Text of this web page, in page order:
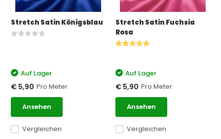
Stretch Satin Königsblau
Vergleichen
Auf Lager
€ 5,90 Pro Meter
Ansehen
Stretch Satin Fuchsia
Rosa
Vergleichen
Auf Lager
€ 5,90 Pro Meter
Ansehen